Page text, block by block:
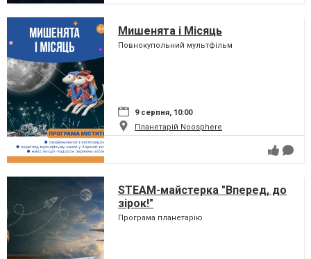
Мишенята і Місяць
Повнокупольний мультфільм
9 серпня, 10:00
Планетарій Noosphere
STEAM-майстерка "Вперед, до
зірок!"
Програма планетарію